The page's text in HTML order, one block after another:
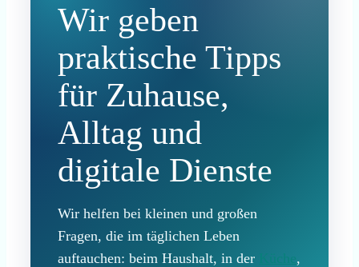
Wir geben
praktische Tipps
für Zuhause,
Alltag und
digitale Dienste
Wir helfen bei kleinen und großen
Fragen, die im täglichen Leben
auftauchen: beim Haushalt, in der
,